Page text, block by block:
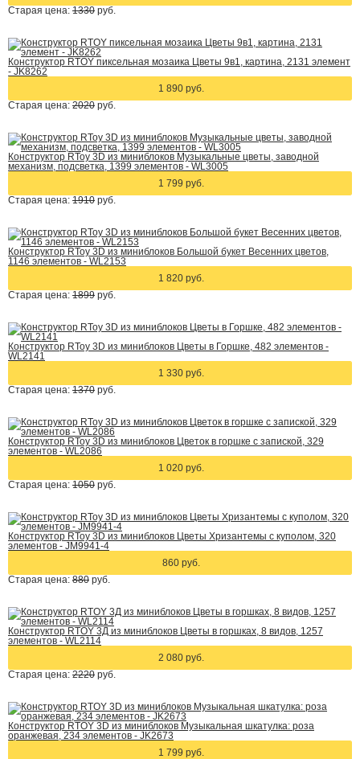
Старая цена: 1330 руб.
Конструктор RTOY пиксельная мозаика Цветы 9в1, картина, 2131 элемент
- JK8262
1 890 руб.
Старая цена: 2020 руб.
Конструктор RToy 3D из миниблоков Музыкальные цветы, заводной
механизм, подсветка, 1399 элементов - WL3005
1 799 руб.
Старая цена: 1910 руб.
Конструктор RToy 3D из миниблоков Большой букет Весенних цветов,
1146 элементов - WL2153
1 820 руб.
Старая цена: 1899 руб.
Конструктор RToy 3D из миниблоков Цветы в Горшке, 482 элементов -
WL2141
1 330 руб.
Старая цена: 1370 руб.
Конструктор RToy 3D из миниблоков Цветок в горшке с запиской, 329
элементов - WL2086
1 020 руб.
Старая цена: 1050 руб.
Конструктор RToy 3D из миниблоков Цветы Хризантемы с куполом, 320
элементов - JM9941-4
860 руб.
Старая цена: 880 руб.
Конструктор RTOY 3Д из миниблоков Цветы в горшках, 8 видов, 1257
элементов - WL2114
2 080 руб.
Старая цена: 2220 руб.
Конструктор RTOY 3D из миниблоков Музыкальная шкатулка: роза
оранжевая, 234 элементов - JK2673
1 799 руб.